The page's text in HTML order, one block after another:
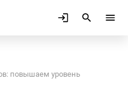
повышаем уровень